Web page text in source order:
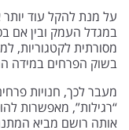
על מנת להקל עוד
במגדל העמק ובין אם
מסורתית לקטגוריות,
בשוק הפרחים במידה
מעבר לכך, חנויות
“רגילות”, מאפשרות
אותה רושם מביא